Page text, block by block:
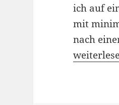
ich auf
mit
nach